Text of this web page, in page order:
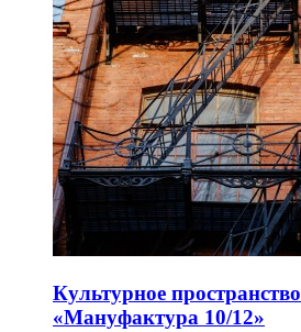
Культурное пространство
«Мануфактура 10/12»